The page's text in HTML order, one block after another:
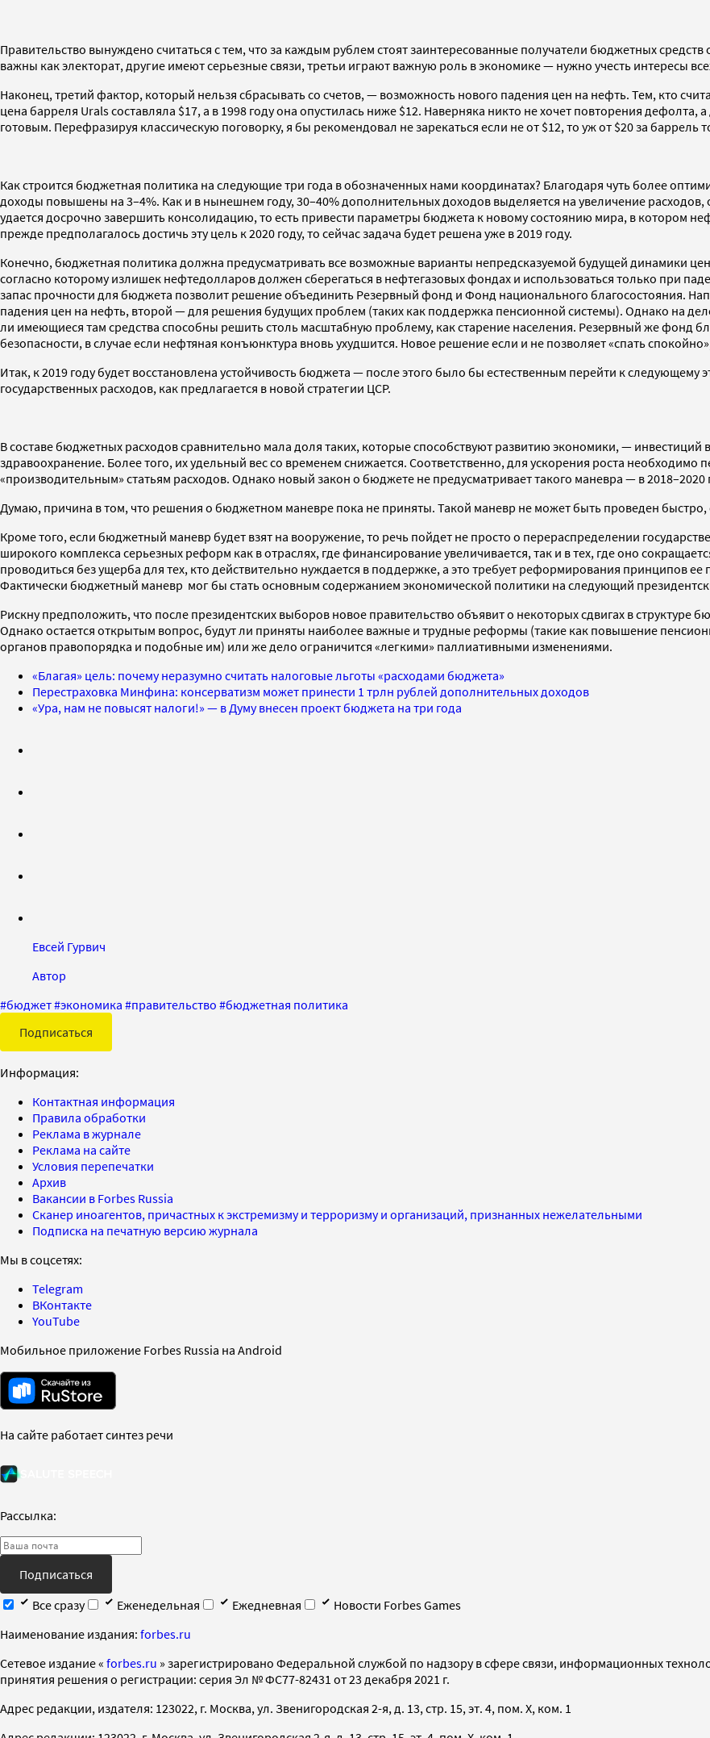
Правительство вынуждено считаться с тем, что за каждым рублем стоят заинтересованные получатели бюджетных
важны как электорат, другие имеют серьезные связи, третьи играют важную роль в экономике — нужно учесть интересы
Наконец, третий фактор, который нельзя сбрасывать со счетов, — возможность нового падения цен на нефть. Тем, кто
цена барреля Urals составляла $17, а в 1998 году она опустилась ниже $12. Наверняка никто не хочет повторения
готовым. Перефразируя классическую поговорку, я бы рекомендовал не зарекаться если не от $12, то уж от $20 за баррель
Как строится бюджетная политика на следующие три года в обозначенных нами координатах? Благодаря чуть более
доходы повышены на 3–4%. Как и в нынешнем году, 30–40% дополнительных доходов выделяется на увеличение
удается досрочно завершить консолидацию, то есть привести параметры бюджета к новому состоянию мира, в котором
прежде предполагалось достичь эту цель к 2020 году, то сейчас задача будет решена уже в 2019 году.
Конечно, бюджетная политика должна предусматривать все возможные варианты непредсказуемой будущей динамики
согласно которому излишек нефтедолларов должен сберегаться в нефтегазовых фондах и использоваться только при
запас прочности для бюджета позволит решение объединить Резервный фонд и Фонд национального благосостояния.
падения цен на нефть, второй — для решения будущих проблем (таких как поддержка пенсионной системы). Однако на
ли имеющиеся там средства способны решить столь масштабную проблему, как старение населения. Резервный же фонд
безопасности, в случае если нефтяная конъюнктура вновь ухудшится. Новое решение если и не позволяет «спать
Итак, к 2019 году будет восстановлена устойчивость бюджета — после этого было бы естественным перейти к следующему
государственных расходов, как предлагается в новой стратегии ЦСР.
В составе бюджетных расходов сравнительно мала доля таких, которые способствуют развитию экономики, — инвестиций
здравоохранение. Более того, их удельный вес со временем снижается. Соответственно, для ускорения роста необходимо
«производительным» статьям расходов. Однако новый закон о бюджете не предусматривает такого маневра — в 2018–2020
Думаю, причина в том, что решения о бюджетном маневре пока не приняты. Такой маневр не может быть проведен быстро,
Кроме того, если бюджетный маневр будет взят на вооружение, то речь пойдет не просто о перераспределении
широкого комплекса серьезных реформ как в отраслях, где финансирование увеличивается, так и в тех, где оно
проводиться без ущерба для тех, кто действительно нуждается в поддержке, а это требует реформирования принципов
Фактически бюджетный маневр мог бы стать основным содержанием экономической политики на следующий
Рискну предположить, что после президентских выборов новое правительство объявит о некоторых сдвигах в структуре
Однако остается открытым вопрос, будут ли приняты наиболее важные и трудные реформы (такие как повышение
органов правопорядка и подобные им) или же дело ограничится «легкими» паллиативными изменениями.
«Благая» цель: почему неразумно считать налоговые льготы «расходами бюджета»
Перестраховка Минфина: консерватизм может принести 1 трлн рублей дополнительных доходов
«Ура, нам не повысят налоги!» — в Думу внесен проект бюджета на три года
Евсей Гурвич
Автор
#бюджет#экономика #правительство #бюджетная политика
Подписаться
Информация:
Контактная информация
Правила обработки
Реклама в журнале
Реклама на сайте
Условия перепечатки
Архив
Вакансии в Forbes Russia
Сканер иноагентов, причастных к экстремизму и терроризму и организаций, признанных нежелательными
Подписка на печатную версию журнала
Мы в соцсетях:
Telegram
ВКонтакте
YouTube
Мобильное приложение Forbes Russia на Android
На сайте работает синтез речи
Рассылка:
Подписаться
Все сразу
Еженедельная Ежедневная
Новости Forbes Games
Наименование издания: forbes.ru
Cетевое издание « forbes.ru » зарегистрировано Федеральной службой по надзору в сфере связи, информационных
принятия решения о регистрации: серия Эл № ФС77-82431 от 23 декабря 2021 г.
Адрес редакции, издателя: 123022, г. Москва, ул. Звенигородская 2-я, д. 13, стр. 15, эт. 4, пом. X, ком. 1